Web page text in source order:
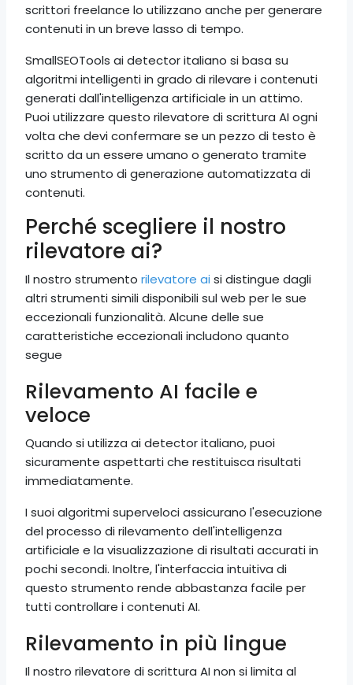
scrittori freelance lo utilizzano anche per generare
contenuti in un breve lasso di tempo.
SmallSEOTools ai detector italiano si basa su
algoritmi intelligenti in grado di rilevare i contenuti
generati dall'intelligenza artificiale in un attimo.
Puoi utilizzare questo rilevatore di scrittura AI ogni
volta che devi confermare se un pezzo di testo è
scritto da un essere umano o generato tramite
uno strumento di generazione automatizzata di
contenuti.
Perché scegliere il nostro
rilevatore ai?
Il nostro strumento rilevatore ai si distingue dagli
altri strumenti simili disponibili sul web per le sue
eccezionali funzionalità. Alcune delle sue
caratteristiche eccezionali includono quanto
segue
Rilevamento AI facile e
veloce
Quando si utilizza ai detector italiano, puoi
sicuramente aspettarti che restituisca risultati
immediatamente.
I suoi algoritmi superveloci assicurano l'esecuzione
del processo di rilevamento dell'intelligenza
artificiale e la visualizzazione di risultati accurati in
pochi secondi. Inoltre, l'interfaccia intuitiva di
questo strumento rende abbastanza facile per
tutti controllare i contenuti AI.
Rilevamento in più lingue
Il nostro rilevatore di scrittura AI non si limita al